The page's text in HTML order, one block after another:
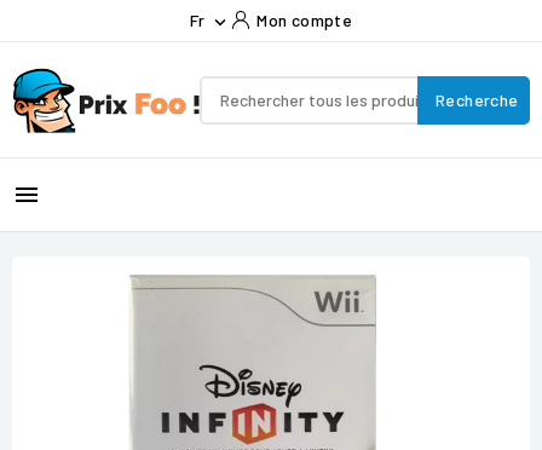
Fr  Mon compte
Recherche
